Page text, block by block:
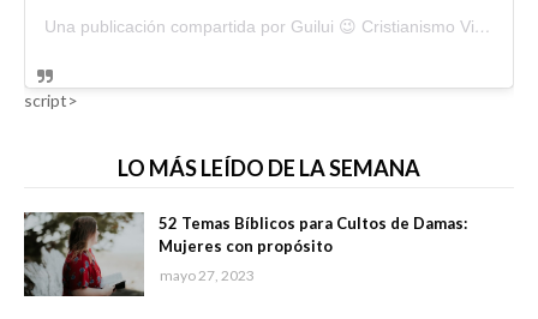
Una publicación compartida por Guilui 😉 Cristianismo Viral (@guiluiviral)
script>
LO MÁS LEÍDO DE LA SEMANA
52 Temas Bíblicos para Cultos de Damas:
Mujeres con propósito
mayo 27, 2023